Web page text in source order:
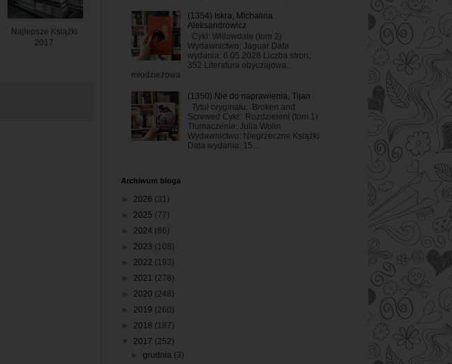
Najlepsze Książki
2017
(1354) Iskra, Michalina
Aleksandrowicz
Cykl: Willowdale (tom 2)
Wydawnictwo: Jaguar Data
wydania: 6.05.2026 Liczba stron:
352 Literatura obyczajowa,
młodzieżowa
(1350) Nie do naprawienia, Tijan
Tytuł oryginału: Broken and
Screwed Cykl: Rozdzieleni (tom 1)
Tłumaczenie: Julia Wolin
Wydawnictwo: Niegrzeczne Książki
Data wydania: 15...
Archiwum bloga
2026 (31)
2025 (77)
2024 (86)
2023 (108)
2022 (193)
2021 (278)
2020 (248)
2019 (260)
2018 (187)
2017 (252)
►grudnia (3)